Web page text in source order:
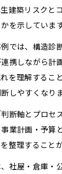
建築リスクと
を示しています
では、構造診
携しながら計
を理解するこ
しやすくなりま
断軸とプロセ
業計画・予算
整理すること
社屋・倉庫・